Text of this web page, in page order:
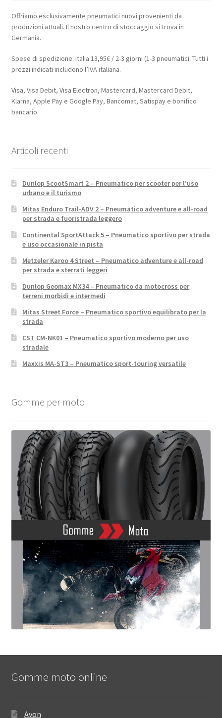
Offriamo esclusivamente pneumatici nuovi provenienti da
produzioni attuali. Il nostro centro di stoccaggio si trova in
Germania.
Spese di spedizione: Italia 13,95€ / 2-3 giorni (1-3 pneumatici. Tutti i
prezzi indicati includono l’IVA italiana.
Visa, Visa Debit, Visa Electron, Mastercard, Mastercard Debit,
Klarna, Apple Pay e Google Pay, Bancomat, Satispay e bonifico
bancario.
Articoli recenti
Dunlop ScootSmart 2 – Pneumatico per scooter per l’uso
urbano e il turismo
Mitas Enduro Trail-ADV 2 – Pneumatico adventure e all-road
per strada e fuoristrada leggero
Continental SportAttack 5 – Pneumatico sportivo per strada
e uso occasionale in pista
Metzeler Karoo 4 Street – Pneumatico adventure e all-road
per strada e sterrati leggeri
Dunlop Geomax MX34 – Pneumatico da motocross per
terreni morbidi e intermedi
Mitas Street Force – Pneumatico sportivo equilibrato per la
strada
CST CM-NK01 – Pneumatico sportivo moderno per uso
stradale
Maxxis MA-ST3 – Pneumatico sport-touring versatile
Gomme per moto
Gomme moto online
Avon